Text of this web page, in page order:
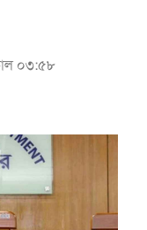
০৩:৫৮